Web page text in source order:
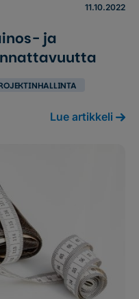
11.10.2022
ja
Lue artikkeli